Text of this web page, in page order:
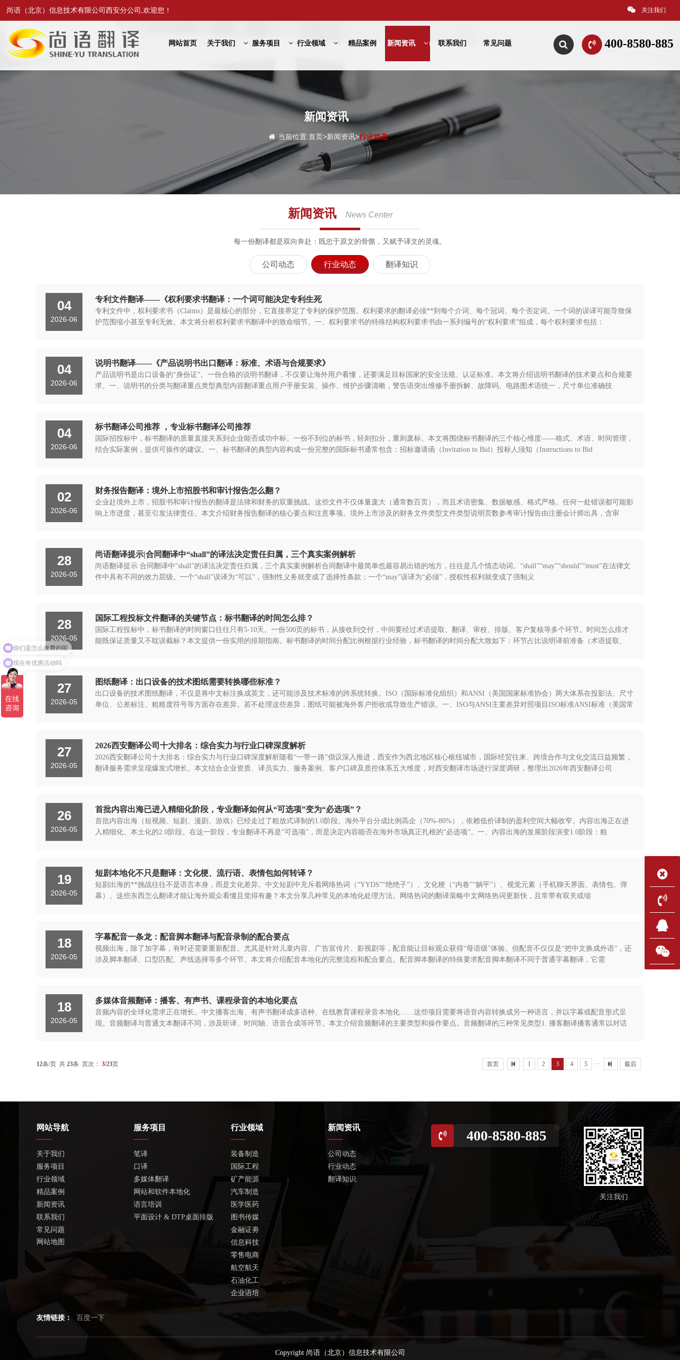
尚语（北京）信息技术有限公司西安分公司,欢迎您！ 关注我们
400-8580-885
网站首页 关于我们 服务项目 行业领域 精品案例 新闻资讯 联系我们 常见问题
新闻资讯
当前位置:首页>新闻资讯>行业动态
新闻资讯 News Center
每一份翻译都是双向奔赴：既忠于原文的骨骼，又赋予译文的灵魂。
公司动态 行业动态 翻译知识
04
2026-06
专利文件翻译——《权利要求书翻译：一个词可能决定专利生死
专利文件中，权利要求书（Claims）是最核心的部分，它直接界定了专利的保护范围。权利要求的翻译必须**到每个介词、每个冠词、每个否定词。一个词的误译可能导致保
护范围缩小甚至专利无效。本文将分析权利要求书翻译中的致命细节。一、权利要求书的特殊结构权利要求书由一系列编号的“权利要求”组成，每个权利要求包括：
04
2026-06
说明书翻译——《产品说明书出口翻译：标准、术语与合规要求》
产品说明书是出口设备的“身份证”。一份合格的说明书翻译，不仅要让海外用户看懂，还要满足目标国家的安全法规、认证标准。本文将介绍说明书翻译的技术要点和合规要
求。一、说明书的分类与翻译重点类型典型内容翻译重点用户手册安装、操作、维护步骤清晰，警告语突出维修手册拆解、故障码、电路图术语统一，尺寸单位准确技
04
2026-06
标书翻译公司推荐 ，专业标书翻译公司推荐
国际招投标中，标书翻译的质量直接关系到企业能否成功中标。一份不到位的标书，轻则扣分，重则废标。本文将围绕标书翻译的三个核心维度——格式、术语、时间管理，
结合实际案例，提供可操作的建议。一、标书翻译的典型内容构成一份完整的国际标书通常包含：招标邀请函（Invitation to Bid）投标人须知（Instructions to Bid
02
2026-06
财务报告翻译：境外上市招股书和审计报告怎么翻？
企业赴境外上市，招股书和审计报告的翻译是法律和财务的双重挑战。这些文件不仅体量庞大（通常数百页），而且术语密集、数据敏感、格式严格。任何一处错误都可能影
响上市进度，甚至引发法律责任。本文介绍财务报告翻译的核心要点和注意事项。境外上市涉及的财务文件类型文件类型说明页数参考审计报告由注册会计师出具，含审
28
2026-05
尚语翻译提示|合同翻译中“shall”的译法决定责任归属，三个真实案例解析
尚语翻译提示 合同翻译中“shall”的译法决定责任归属，三个真实案例解析合同翻译中最简单也最容易出错的地方，往往是几个情态动词。“shall”“may”“should”“must”在法律文
件中具有不同的效力层级。一个“shall”误译为“可以”，强制性义务就变成了选择性条款；一个“may”误译为“必须”，授权性权利就变成了强制义
28
2026-05
国际工程投标文件翻译的关键节点：标书翻译的时间怎么排？
国际工程投标中，标书翻译的时间窗口往往只有5-10天。一份500页的标书，从接收到交付，中间要经过术语提取、翻译、审校、排版、客户复核等多个环节。时间怎么排才
能既保证质量又不耽误截标？本文提供一份实用的排期指南。标书翻译的时间分配比例根据行业经验，标书翻译的时间分配大致如下：环节占比说明译前准备（术语提取、
27
2026-05
图纸翻译：出口设备的技术图纸需要转换哪些标准？
出口设备的技术图纸翻译，不仅是将中文标注换成英文，还可能涉及技术标准的跨系统转换。ISO（国际标准化组织）和ANSI（美国国家标准协会）两大体系在投影法、尺寸
单位、公差标注、粗糙度符号等方面存在差异。若不处理这些差异，图纸可能被海外客户拒收或导致生产错误。一、ISO与ANSI主要差异对照项目ISO标准ANSI标准（美国常
27
2026-05
2026西安翻译公司十大排名：综合实力与行业口碑深度解析
2026西安翻译公司十大排名：综合实力与行业口碑深度解析随着“一带一路”倡议深入推进，西安作为西北地区核心枢纽城市，国际经贸往来、跨境合作与文化交流日益频繁，
翻译服务需求呈现爆发式增长。本文结合企业资质、译员实力、服务案例、客户口碑及质控体系五大维度，对西安翻译市场进行深度调研，整理出2026年西安翻译公司
26
2026-05
首批内容出海已进入精细化阶段，专业翻译如何从“可选项”变为“必选项”？
首批内容出海（短视频、短剧、漫剧、游戏）已经走过了粗放式译制的1.0阶段。海外平台分成比例高企（70%-80%），依赖低价译制的盈利空间大幅收窄。内容出海正在进
入精细化、本土化的2.0阶段。在这一阶段，专业翻译不再是“可选项”，而是决定内容能否在海外市场真正扎根的“必选项”。一、内容出海的发展阶段演变1.0阶段：粗
19
2026-05
短剧本地化不只是翻译：文化梗、流行语、表情包如何转译？
短剧出海的**挑战往往不是语言本身，而是文化差异。中文短剧中充斥着网络热词（“YYDS”“绝绝子”）、文化梗（“内卷”“躺平”）、视觉元素（手机聊天界面、表情包、弹
幕）。这些东西怎么翻译才能让海外观众看懂且觉得有趣？本文分享几种常见的本地化处理方法。网络热词的翻译策略中文网络热词更新快，且常带有双关或缩
18
2026-05
字幕配音一条龙：配音脚本翻译与配音录制的配合要点
视频出海，除了加字幕，有时还需要重新配音。尤其是针对儿童内容、广告宣传片、影视剧等，配音能让目标观众获得“母语级”体验。但配音不仅仅是“把中文换成外语”，还
涉及脚本翻译、口型匹配、声线选择等多个环节。本文将介绍配音本地化的完整流程和配合要点。配音脚本翻译的特殊要求配音脚本翻译不同于普通字幕翻译，它需
18
2026-05
多媒体音频翻译：播客、有声书、课程录音的本地化要点
音频内容的全球化需求正在增长。中文播客出海、有声书翻译成多语种、在线教育课程录音本地化……这些项目需要将语音内容转换成另一种语言，并以字幕或配音形式呈
现。音频翻译与普通文本翻译不同，涉及听译、时间轴、语音合成等环节。本文介绍音频翻译的主要类型和操作要点。音频翻译的三种常见类型1. 播客翻译播客通常以对话
12条/页 共 23条 页次： 3/23页 首页 1 2 3 4 5 ··· 最后
网站导航
关于我们
服务项目
行业领域
精品案例
新闻资讯
联系我们
常见问题
网站地图
服务项目
笔译
口译
多媒体翻译
网站和软件本地化
语言培训
平面设计 & DTP桌面排版
行业领域
装备制造
国际工程
矿产能源
汽车制造
医学医药
图书传媒
金融证劵
信息科技
零售电商
航空航天
石油化工
企业语培
新闻资讯
公司动态
行业动态
翻译知识
400-8580-885
关注我们
友情链接： 百度一下
Copyright 尚语（北京）信息技术有限公司